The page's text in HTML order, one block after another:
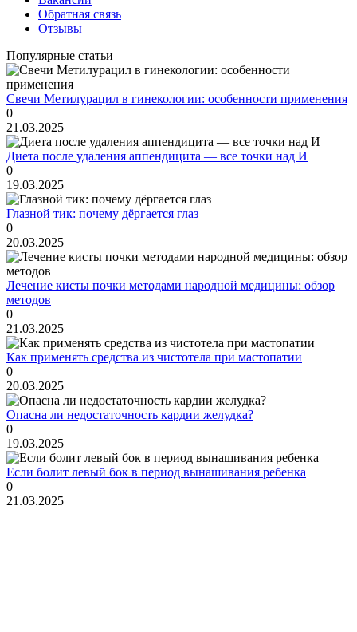
Обратная связь
Отзывы
Популярные статьи
Свечи Метилурацил в гинекологии: особенности применения
0
21.03.2025
Диета после удаления аппендицита — все точки над И
0
19.03.2025
Глазной тик: почему дёргается глаз
0
20.03.2025
Лечение кисты почки методами народной медицины: обзор
методов
0
21.03.2025
Как применять средства из чистотела при мастопатии
0
20.03.2025
Опасна ли недостаточность кардии желудка?
0
19.03.2025
Если болит левый бок в период вынашивания ребенка
0
21.03.2025